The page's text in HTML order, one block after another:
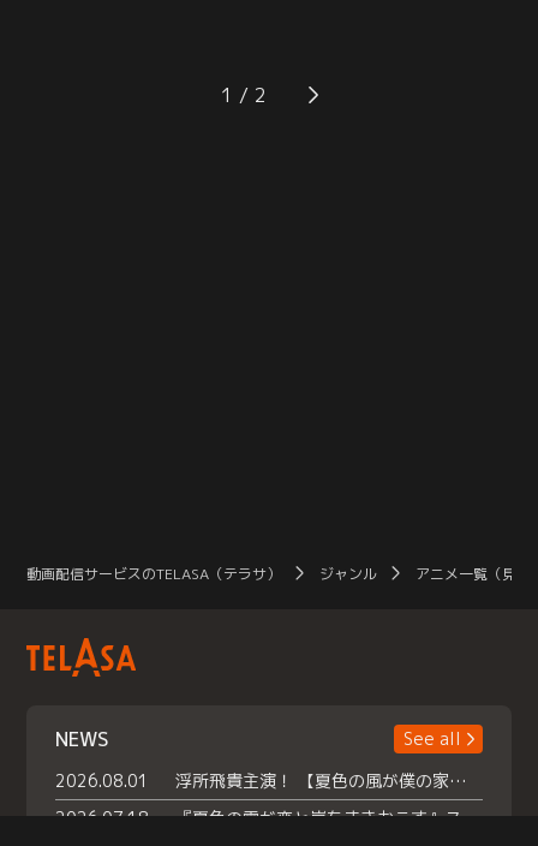
る日、隣のクラスのルークが「デュ
エルの王」の噂を伝える。興味津々
る日、隣のクラスのルークが「デュ
エルの王」の噂を伝える。興味津々
1
動画配信サービスのTELASA（テラサ） ジャンル アニメ一覧（見放
NEWS
See all
2026.08.01
浮所飛貴主演！ 【夏色の風が僕の家にやってきた】 本日よりテラサで独占配信スタート！
2026.07.18
『夏色の雲が恋と嵐をまきおこす』スペシャルメイキング 【Part1】2026年７月18日（土）23時30分～配信スタート！話題のシーンの裏側を大公開！豪華キャスト大集合！ 『武宮家 真夏の家族会議』開催！